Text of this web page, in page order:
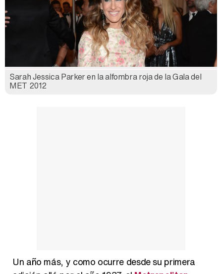
Sarah Jessica Parker en la alfombra roja de la Gala del
MET 2012
Un año más, y como ocurre desde su primera